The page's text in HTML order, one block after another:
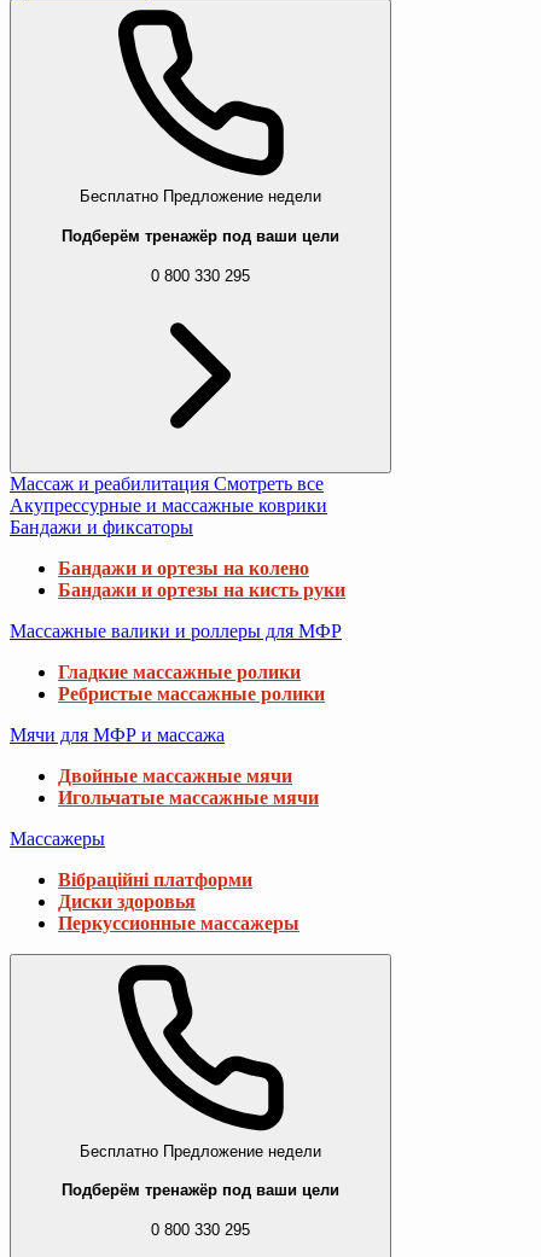
Бесплатно Предложение недели
Подберём тренажёр под ваши цели
0 800 330 295
Массаж и реабилитация Смотреть все
Акупрессурные и массажные коврики
Бандажи и фиксаторы
Бандажи и ортезы на колено
Бандажи и ортезы на кисть руки
Массажные валики и роллеры для МФР
Гладкие массажные ролики
Ребристые массажные ролики
Мячи для МФР и массажа
Двойные массажные мячи
Игольчатые массажные мячи
Массажеры
Вібраційні платформи
Диски здоровья
Перкуссионные массажеры
Бесплатно Предложение недели
Подберём тренажёр под ваши цели
0 800 330 295